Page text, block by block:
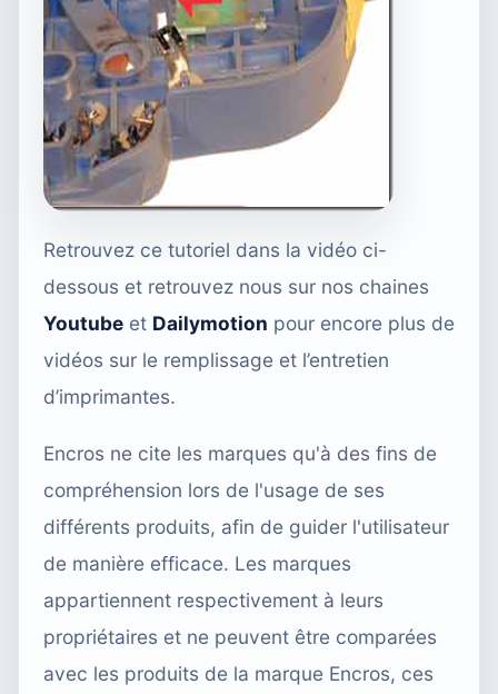
Retrouvez ce tutoriel dans la vidéo ci-
dessous et retrouvez nous sur nos chaines
Youtube et Dailymotion pour encore plus de
vidéos sur le remplissage et l’entretien
d’imprimantes.
Encros ne cite les marques qu'à des fins de
compréhension lors de l'usage de ses
différents produits, afin de guider l'utilisateur
de manière efficace. Les marques
appartiennent respectivement à leurs
propriétaires et ne peuvent être comparées
avec les produits de la marque Encros, ces